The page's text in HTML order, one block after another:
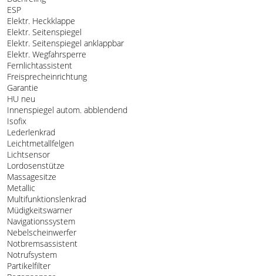
ESP
Elektr. Heckklappe
Elektr. Seitenspiegel
Elektr. Seitenspiegel anklappbar
Elektr. Wegfahrsperre
Fernlichtassistent
Freisprecheinrichtung
Garantie
HU neu
Innenspiegel autom. abblendend
Isofix
Lederlenkrad
Leichtmetallfelgen
Lichtsensor
Lordosenstütze
Massagesitze
Metallic
Multifunktionslenkrad
Müdigkeitswarner
Navigationssystem
Nebelscheinwerfer
Notbremsassistent
Notrufsystem
Partikelfilter